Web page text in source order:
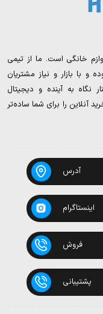
خانگی است. ما از تیمی
با بازار و نیاز مشتریان
نگاه به آینده و دیجیتال
آنلاین را برای شما ساده‌تر
آدرس
اینستاگرام
فروش
پشتیبانی